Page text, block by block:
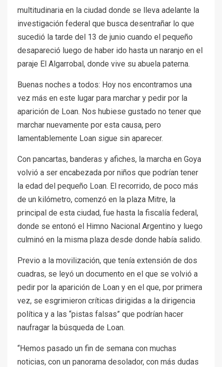
multitudinaria en la ciudad donde se lleva adelante la
investigación federal que busca desentrañar lo que
sucedió la tarde del 13 de junio cuando el pequeño
desapareció luego de haber ido hasta un naranjo en el
paraje El Algarrobal, donde vive su abuela paterna.
Buenas noches a todos: Hoy nos encontramos una
vez más en este lugar para marchar y pedir por la
aparición de Loan. Nos hubiese gustado no tener que
marchar nuevamente por esta causa, pero
lamentablemente Loan sigue sin aparecer.
Con pancartas, banderas y afiches, la marcha en Goya
volvió a ser encabezada por niños que podrían tener
la edad del pequeño Loan. El recorrido, de poco más
de un kilómetro, comenzó en la plaza Mitre, la
principal de esta ciudad, fue hasta la fiscalía federal,
donde se entonó el Himno Nacional Argentino y luego
culminó en la misma plaza desde donde había salido.
Previo a la movilización, que tenía extensión de dos
cuadras, se leyó un documento en el que se volvió a
pedir por la aparición de Loan y en el que, por primera
vez, se esgrimieron críticas dirigidas a la dirigencia
política y a las “pistas falsas” que podrían hacer
naufragar la búsqueda de Loan.
“Hemos pasado un fin de semana con muchas
noticias, con un panorama desolador, con más dudas